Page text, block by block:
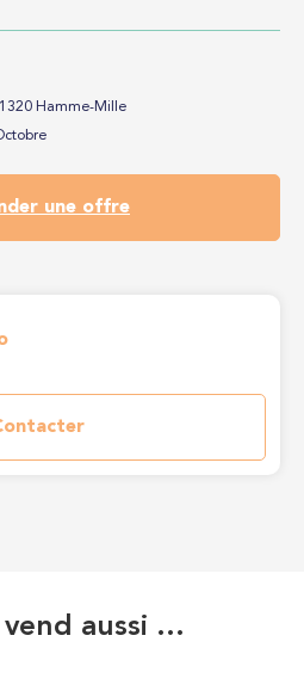
Hamme-Mille
une offre
aussi …